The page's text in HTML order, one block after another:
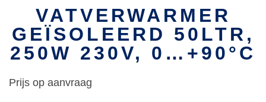
VATVERWARMER
GEÏSOLEERD 50LTR,
250W 230V, 0…+90°C
Prijs op aanvraag